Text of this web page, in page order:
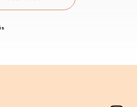
SEO optimisé